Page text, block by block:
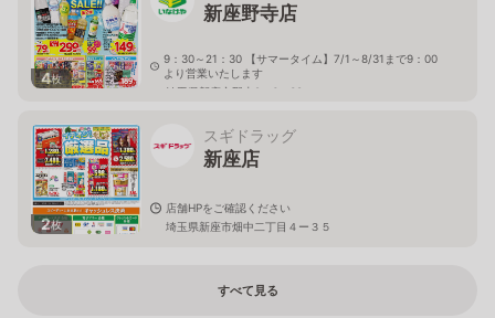
4枚
新座野寺店
9：30～21：30 【サマータイム】7/1～8/31まで9：00
より営業いたします
埼玉県新座市野寺2－6－38
2枚
スギドラッグ
新座店
店舗HPをご確認ください
埼玉県新座市畑中二丁目４ー３５
すべて見る